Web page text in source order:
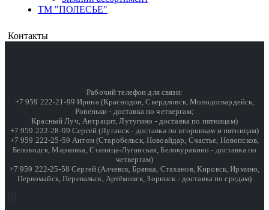
ТМ "ПОЛЕСЬЕ"
Контакты
Рабочий телефон для связи:
+7 959 222-21-99 Ирина (Краснодон, Свердловск, Молодогвардейск,
Ровеньки - доставка по четвергам;
Красный Луч, Антрацит, Лутугино - доставка по пятницам)
+7 959 222-28-99 Сергей (Луганск - доставка по вторникам и пятницам)
+7 959 222-25-59 Антон (Старобельск, Новоайдар, Счастье, Новопсков,
Беловодск, Марковка, Станица-Луганская, Белокуракино - доставка по
четвергам)
+7 959 222-25-58 Сергей (Алчевск, Брянка, Стаханов, Кировск, Ирмино,
Первомайск, Перевальск, Артёмовск, Зоринск - доставка по средам)